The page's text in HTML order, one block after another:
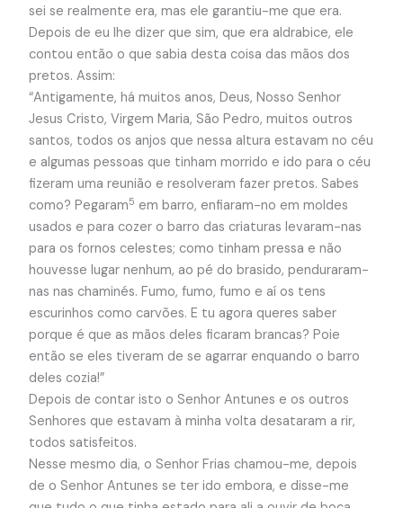
sei se realmente era, mas ele garantiu-me que era.
Depois de eu lhe dizer que sim, que era aldrabice, ele
contou então o que sabia desta coisa das mãos dos
pretos. Assim:
“Antigamente, há muitos anos, Deus, Nosso Senhor
Jesus Cristo, Virgem Maria, São Pedro, muitos outros
santos, todos os anjos que nessa altura estavam no céu
e algumas pessoas que tinham morrido e ido para o céu
fizeram uma reunião e resolveram fazer pretos. Sabes
como? Pegaram5 em barro, enfiaram-no em moldes
usados e para cozer o barro das criaturas levaram-nas
para os fornos celestes; como tinham pressa e não
houvesse lugar nenhum, ao pé do brasido, penduraram-
nas nas chaminés. Fumo, fumo, fumo e aí os tens
escurinhos como carvões. E tu agora queres saber
porque é que as mãos deles ficaram brancas? Poie
então se eles tiveram de se agarrar enquando o barro
deles cozia!”
Depois de contar isto o Senhor Antunes e os outros
Senhores que estavam à minha volta desataram a rir,
todos satisfeitos.
Nesse mesmo dia, o Senhor Frias chamou-me, depois
de o Senhor Antunes se ter ido embora, e disse-me